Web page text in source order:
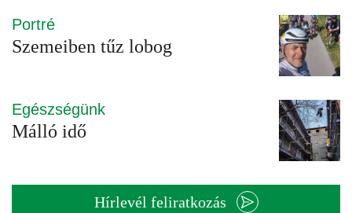
Portré
Szemeiben tűz lobog
Egészségünk
Málló idő
Hírlevél feliratkozás